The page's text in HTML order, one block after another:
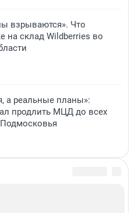
взрываются». Что
на склад Wildberries во
а реальные планы»:
продлить МЦД до всех